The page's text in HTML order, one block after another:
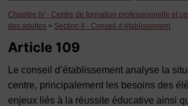
Chapitre IV - Centre de formation professionnelle et
des adultes > Section II - Conseil d’établissement
Article 109
Le conseil d’établissement analyse la
centre, principalement les besoins des
enjeux liés à la réussite éducative ainsi